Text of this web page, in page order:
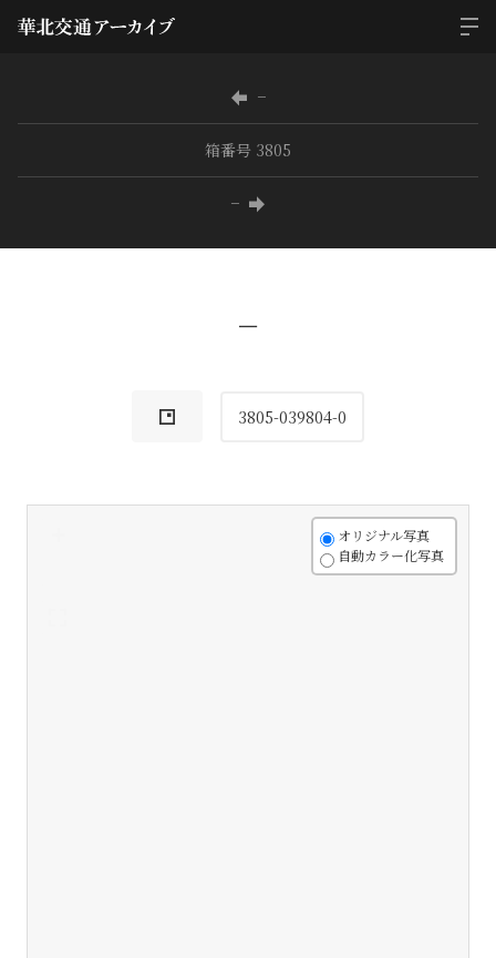
−
箱番号 3805
−
−
3805-039804-0
オリジナル写真
自動カラー化写真